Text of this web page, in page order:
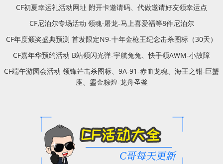
CF初夏幸运礼活动网址 附开卡邀请码、代做邀请好友领幸运点
CF尼泊尔专场活动 领魂·屠龙-马上喜爱福等8件尼泊尔
CF年度颁奖盛典预测 首发限定N9-十年金枪王纪念击杀图标（30天）
CF嘉年华预约活动 B站领闪光弹-宇航兔兔、快手领AWM-小故障
CF端午游园会活动 领锋芒击杀图标、9A-91-赤血龙魂、海王之钳-巨蟹
座、鎏金粽煌-龙舟圣釜